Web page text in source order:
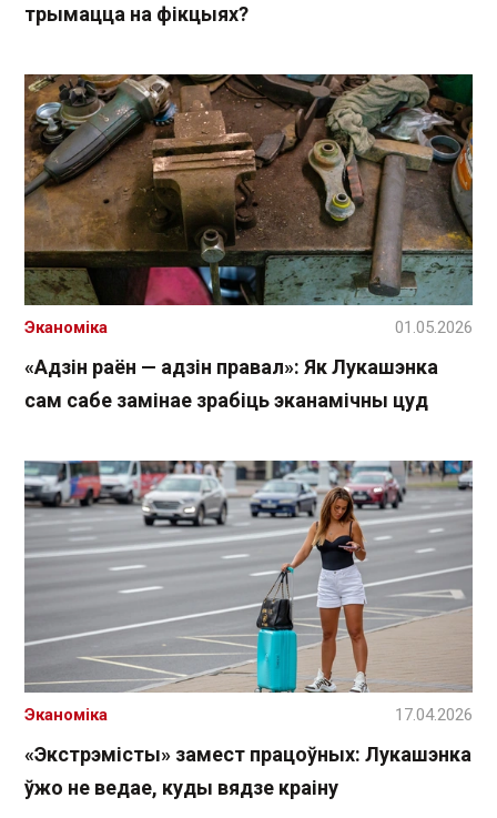
трымацца на фікцыях?
«Адзін раён — адзін правал»: Як Лукашэнка
сам сабе замінае зрабіць эканамічны цуд
Эканоміка 01.05.2026
«Экстрэмісты» замест працоўных: Лукашэнка
ўжо не ведае, куды вядзе краіну
Эканоміка 17.04.2026